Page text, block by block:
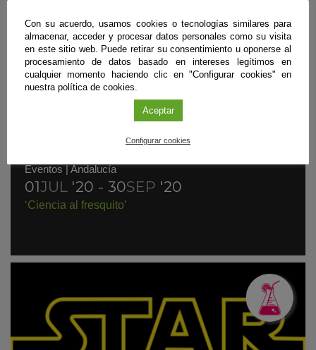
Eventos | Andalucía
01JUL '20 - 30SEP '20
‘Ciencia al fresquito’
Con su acuerdo, usamos cookies o tecnologías similares para
almacenar, acceder y procesar datos personales como su visita
en este sitio web. Puede retirar su consentimiento u oponerse al
procesamiento de datos basado en intereses legítimos en
cualquier momento haciendo clic en "Configurar cookies" en
nuestra política de cookies.
Aceptar
Configurar cookies